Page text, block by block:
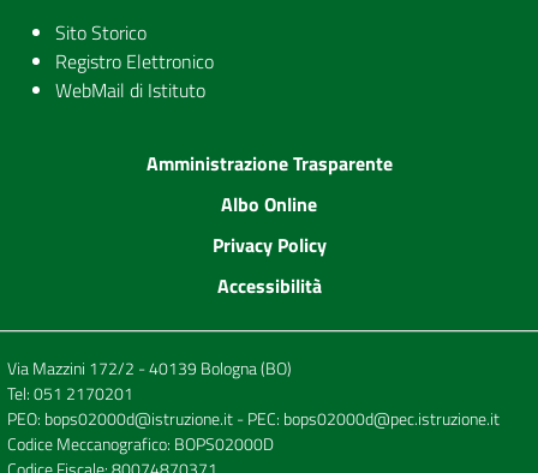
Sito Storico
Registro Elettronico
WebMail di Istituto
Amministrazione Trasparente
Albo Online
Privacy Policy
Accessibilità
Via Mazzini 172/2 - 40139 Bologna (BO)
Tel:051 2170201
PEO: bops02000d@istruzione.it- PEC: bops02000d@pec.istruzione.it
Codice Meccanografico: BOPS02000D